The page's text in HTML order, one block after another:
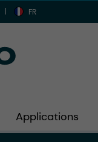
FR
Applications